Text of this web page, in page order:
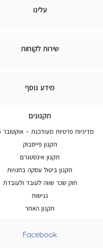
עלינו
שירות לקוחות
מידע
מידע נוסף
תקנונים
מדיניות פרטיות מעודכנת – אוקטובר 2025
תקנון פייסבוק
תקנון אינסטגרם
תקנון ביטול עסקה בחנויות
חוק שכר שווה לעובד ולעובדת
נגישות
תקנון האתר
Facebook